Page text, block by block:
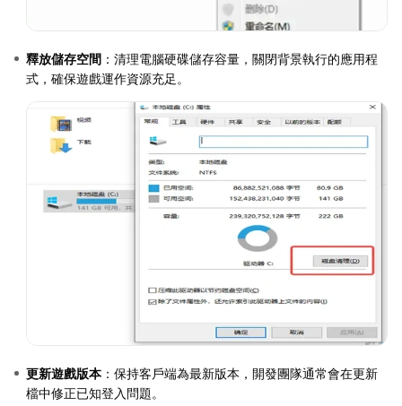
釋放儲存空間 ：清理電腦硬碟儲存容量，關閉背景執行的應用程
式，確保遊戲運作資源充足。
更新遊戲版本：保持客戶端為最新版本，開發團隊通常會在更新
檔中修正已知登入問題。